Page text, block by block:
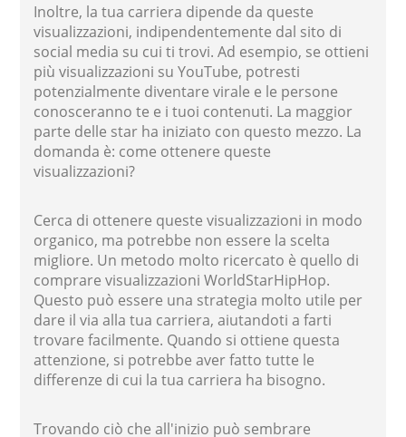
Inoltre, la tua carriera dipende da queste
visualizzazioni, indipendentemente dal sito di
social media su cui ti trovi. Ad esempio, se ottieni
più visualizzazioni su YouTube, potresti
potenzialmente diventare virale e le persone
conosceranno te e i tuoi contenuti. La maggior
parte delle star ha iniziato con questo mezzo. La
domanda è: come ottenere queste
visualizzazioni?
Cerca di ottenere queste visualizzazioni in modo
organico, ma potrebbe non essere la scelta
migliore. Un metodo molto ricercato è quello di
comprare visualizzazioni WorldStarHipHop.
Questo può essere una strategia molto utile per
dare il via alla tua carriera, aiutandoti a farti
trovare facilmente. Quando si ottiene questa
attenzione, si potrebbe aver fatto tutte le
differenze di cui la tua carriera ha bisogno.
Trovando ciò che all'inizio può sembrare